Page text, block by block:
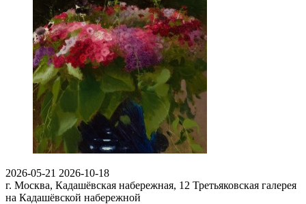
2026-05-21 2026-10-18
г. Москва, Кадашёвская набережная, 12 Третьяковская галерея
на Кадашёвской набережной